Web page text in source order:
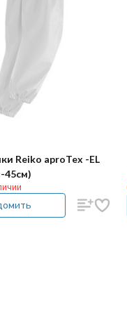
Reiko aproTex -EL
45см)